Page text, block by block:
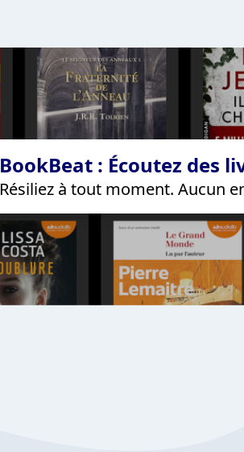
BookBeat : Écoutez des
Résiliez à tout moment. Aucun